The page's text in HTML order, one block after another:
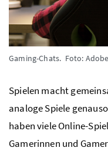
Gaming-Chats. Foto:
Spielen macht
analoge Spiele
haben viele Online-
Gamerinnen und